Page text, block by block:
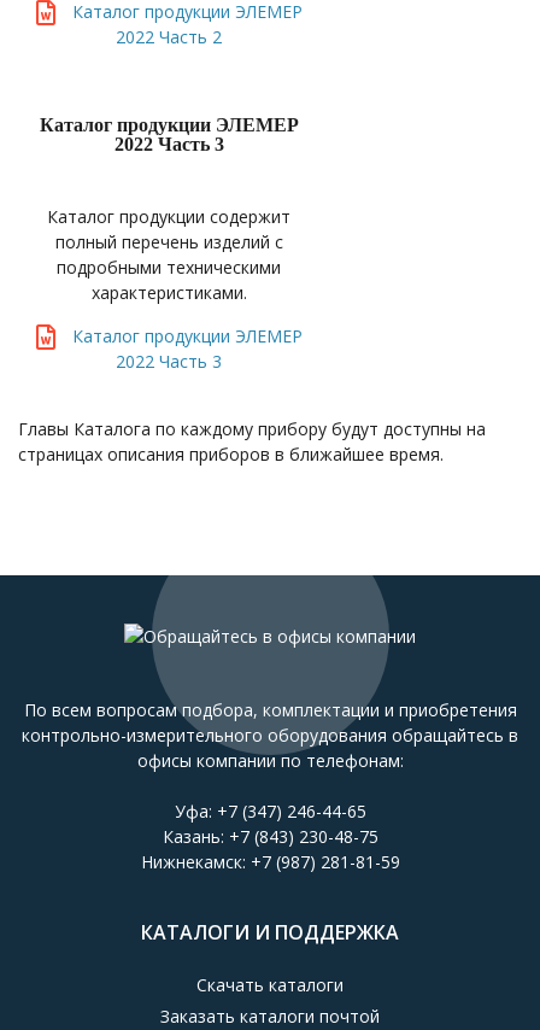
Каталог продукции ЭЛЕМЕР
2022 Часть 2
Каталог продукции ЭЛЕМЕР
2022 Часть 3
Каталог продукции содержит
полный перечень изделий с
подробными техническими
характеристиками.
Каталог продукции ЭЛЕМЕР
2022 Часть 3
Главы Каталога по каждому прибору будут доступны на
страницах описания приборов в ближайшее время.
По всем вопросам подбора, комплектации и приобретения
контрольно-измерительного оборудования обращайтесь в
офисы компании по телефонам:
Уфа: +7 (347) 246-44-65
Казань: +7 (843) 230-48-75
Нижнекамск: +7 (987) 281-81-59
КАТАЛОГИ И ПОДДЕРЖКА
Скачать каталоги
Заказать каталоги почтой